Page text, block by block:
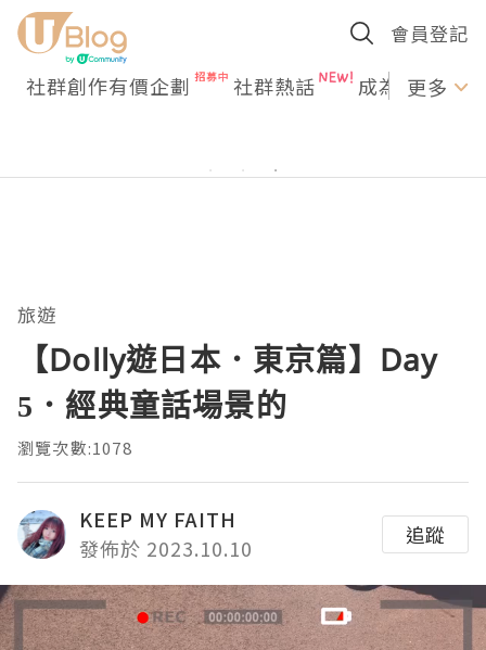
會員登記
社群創作有價企劃 社群熱話 成為U更多
旅遊
【Dolly遊日本．東京篇】Day
5．經典童話場景的
瀏覽次數:1078
KEEP MY FAITH
發佈於 2023.10.10
追蹤